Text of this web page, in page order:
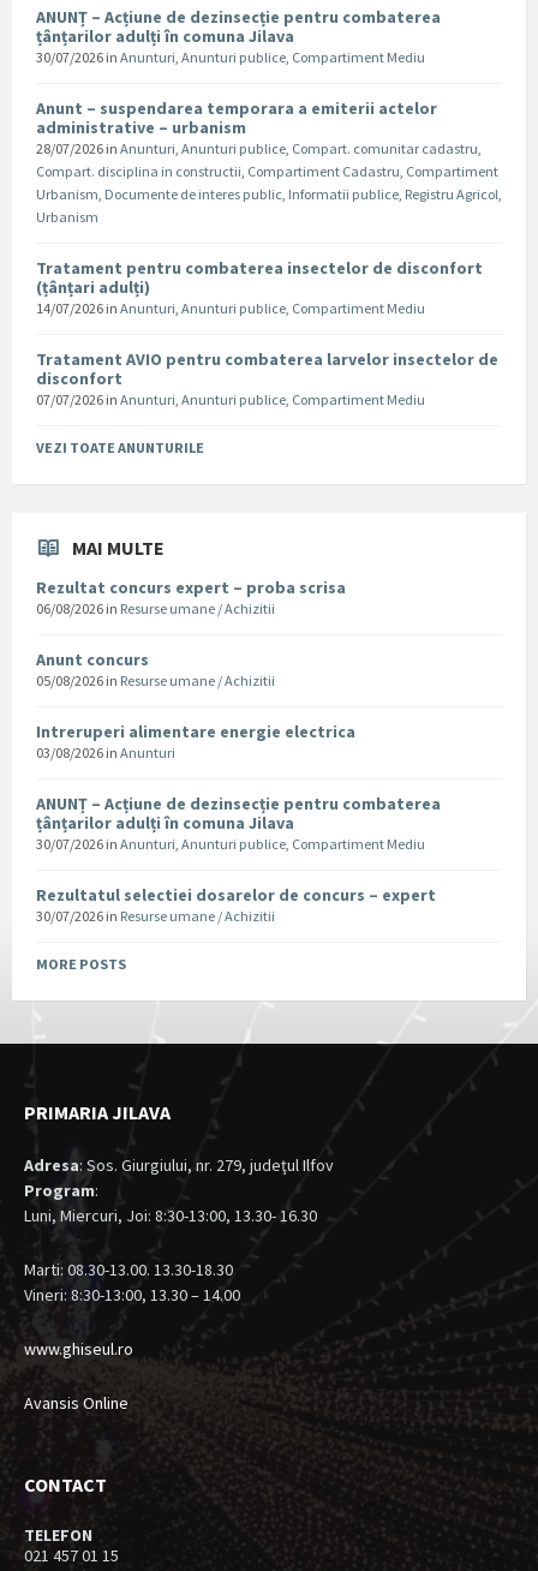
ANUNȚ – Acțiune de dezinsecție pentru combaterea
țânțarilor adulți în comuna Jilava
30/07/2026 in Anunturi, Anunturi publice, Compartiment Mediu
Anunt – suspendarea temporara a emiterii actelor
administrative – urbanism
28/07/2026 in Anunturi, Anunturi publice, Compart. comunitar cadastru,
Compart. disciplina in constructii, Compartiment Cadastru, Compartiment
Urbanism, Documente de interes public, Informatii publice, Registru Agricol,
Urbanism
Tratament pentru combaterea insectelor de disconfort
(țânțari adulți)
14/07/2026 in Anunturi, Anunturi publice, Compartiment Mediu
Tratament AVIO pentru combaterea larvelor insectelor de
disconfort
07/07/2026 in Anunturi, Anunturi publice, Compartiment Mediu
VEZI TOATE ANUNTURILE
MAI MULTE
Rezultat concurs expert – proba scrisa
06/08/2026 in Resurse umane / Achizitii
Anunt concurs
05/08/2026 in Resurse umane / Achizitii
Intreruperi alimentare energie electrica
03/08/2026 in Anunturi
ANUNȚ – Acțiune de dezinsecție pentru combaterea
țânțarilor adulți în comuna Jilava
30/07/2026 in Anunturi, Anunturi publice, Compartiment Mediu
Rezultatul selectiei dosarelor de concurs – expert
30/07/2026 in Resurse umane / Achizitii
MORE POSTS
PRIMARIA JILAVA
Adresa: Sos. Giurgiului, nr. 279, judeţul Ilfov
Program:
Luni, Miercuri, Joi: 8:30-13:00, 13.30- 16.30
Marti: 08.30-13.00. 13.30-18.30
Vineri: 8:30-13:00, 13.30 – 14.00
www.ghiseul.ro
Avansis Online
CONTACT
TELEFON
021 457 01 15